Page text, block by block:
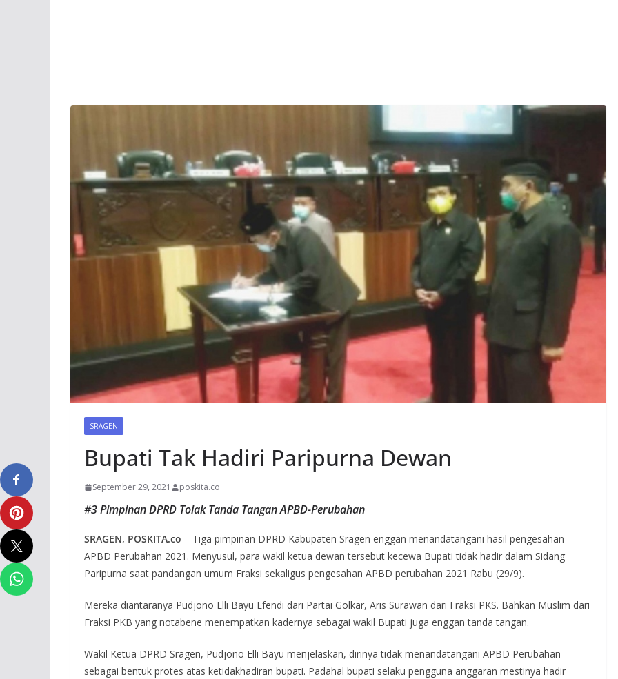
SRAGEN
Bupati Tak Hadiri Paripurna Dewan
September 29, 2021 poskita.co
#3 Pimpinan DPRD Tolak Tanda Tangan APBD-Perubahan
SRAGEN, POSKITA.co – Tiga pimpinan DPRD Kabupaten Sragen enggan menandatangani hasil pengesahan
APBD Perubahan 2021. Menyusul, para wakil ketua dewan tersebut kecewa Bupati tidak hadir dalam Sidang
Paripurna saat pandangan umum Fraksi sekaligus pengesahan APBD perubahan 2021 Rabu (29/9).
Mereka diantaranya Pudjono Elli Bayu Efendi dari Partai Golkar, Aris Surawan dari Fraksi PKS. Bahkan Muslim dari
Fraksi PKB yang notabene menempatkan kadernya sebagai wakil Bupati juga enggan tanda tangan.
Wakil Ketua DPRD Sragen, Pudjono Elli Bayu menjelaskan, dirinya tidak menandatangani APBD Perubahan
sebagai bentuk protes atas ketidakhadiran bupati. Padahal bupati selaku pengguna anggaran mestinya hadir